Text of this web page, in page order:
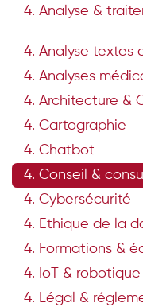
4. Analyse &
4. Analyse textes
4. Analyses
4. Architecture &
4. Cartographie
4. Chatbot
4. Conseil &
4. Cybersécurité
4. Ethique de la
4. Formations &
4. IoT & robotique
4. Légal &